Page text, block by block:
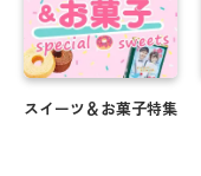
スイーツ＆お菓子特集